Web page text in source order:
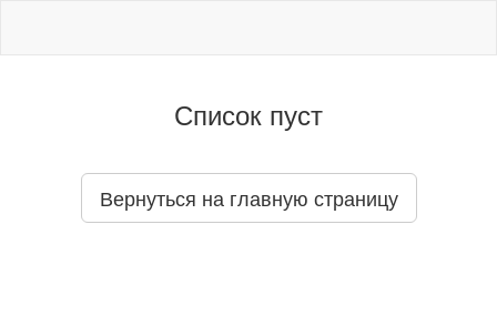
Список пуст
Вернуться на главную страницу